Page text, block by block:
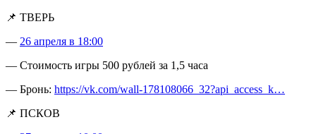
📌 ТВЕРЬ
— 26 апреля в 18:00
— Стоимость игры 500 рублей за 1,5 часа
— Бронь: https://vk.com/wall-178108066_32?api_access_k…
📌 ПСКОВ